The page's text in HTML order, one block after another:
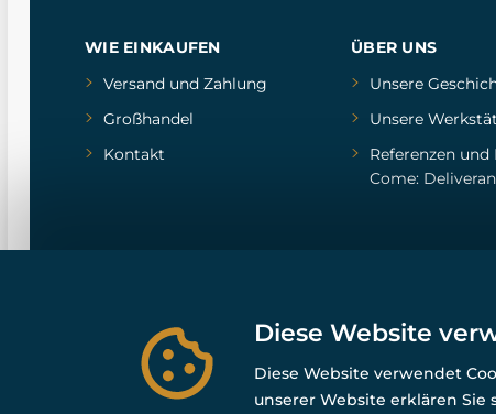
WIE EINKAUFEN
Versand und Zahlung
Großhandel
Kontakt
ÜBER UNS
Unsere
Unsere
Referenzenund
Come:
Diese Website
Diese Website verwendet
unserer Website erklären